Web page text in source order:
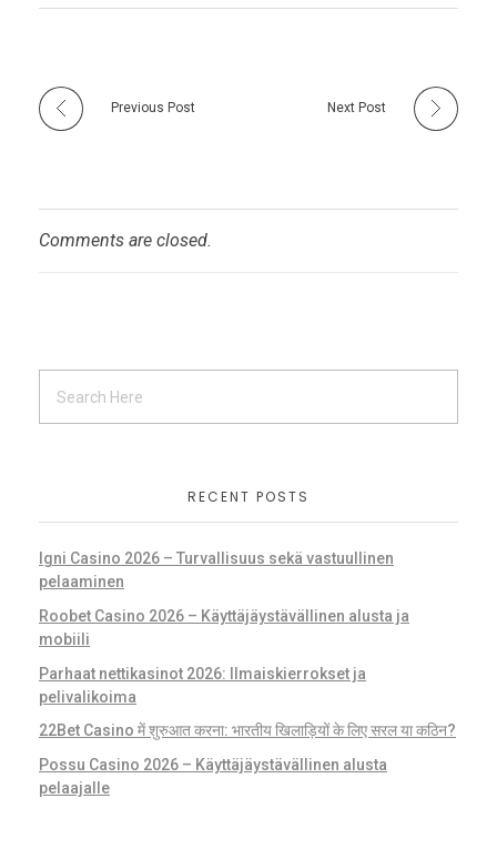
Previous Post Next Post
Comments are closed.
RECENT POSTS
Igni Casino 2026 – Turvallisuus sekä vastuullinen
pelaaminen
Roobet Casino 2026 – Käyttäjäystävällinen alusta ja
mobiili
Parhaat nettikasinot 2026: Ilmaiskierrokset ja
pelivalikoima
22Bet Casino में शुरुआत करना: भारतीय खिलाड़ियों के लिए सरल या कठिन?
Possu Casino 2026 – Käyttäjäystävällinen alusta
pelaajalle